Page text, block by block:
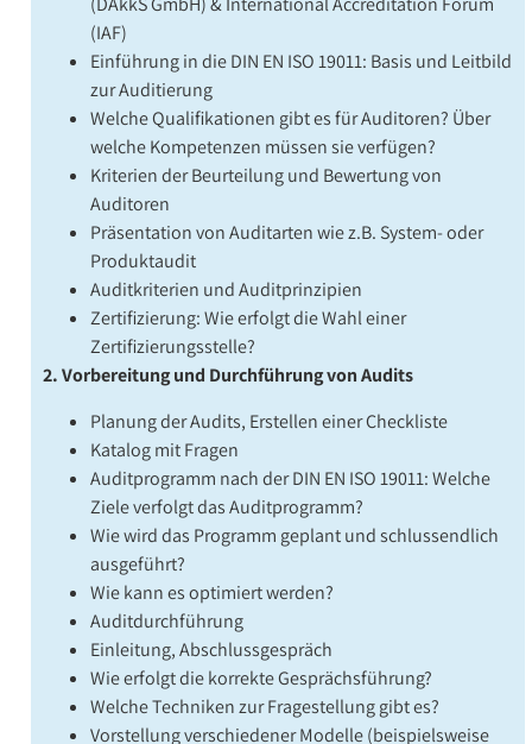
(IAF)
Einführung in die DIN EN ISO 19011: Basis und Leitbild
zur Auditierung
Welche Qualifikationen gibt es für Auditoren? Über
welche Kompetenzen müssen sie verfügen?
Kriterien der Beurteilung und Bewertung von
Auditoren
Präsentation von Auditarten wie z.B. System- oder
Produktaudit
Auditkriterien und Auditprinzipien
Zertifizierung: Wie erfolgt die Wahl einer
Zertifizierungsstelle?
2.Vorbereitung und Durchführung von Audits
Planung der Audits, Erstellen einer Checkliste
Katalog mit Fragen
Auditprogramm nach der DIN EN ISO 19011: Welche
Ziele verfolgt das Auditprogramm?
Wie wird das Programm geplant und schlussendlich
ausgeführt?
Wie kann es optimiert werden?
Auditdurchführung
Einleitung, Abschlussgespräch
Wie erfolgt die korrekte Gesprächsführung?
Welche Techniken zur Fragestellung gibt es?
Vorstellung verschiedener Modelle (beispielsweise